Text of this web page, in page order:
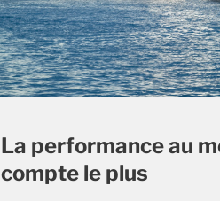
La performance au
compte le plus